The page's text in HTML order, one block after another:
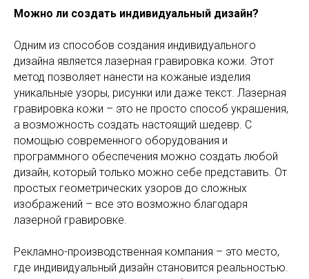
Можно ли создать индивидуальный дизайн?
Одним из способов создания индивидуального
дизайна является лазерная гравировка кожи. Этот
метод позволяет нанести на кожаные изделия
уникальные узоры, рисунки или даже текст. Лазерная
гравировка кожи – это не просто способ украшения,
а возможность создать настоящий шедевр. С
помощью современного оборудования и
программного обеспечения можно создать любой
дизайн, который только можно себе представить. От
простых геометрических узоров до сложных
изображений – все это возможно благодаря
лазерной гравировке.
Рекламно-производственная компания – это место,
где индивидуальный дизайн становится реальностью.